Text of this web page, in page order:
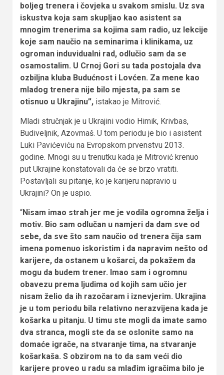
boljeg trenera i čovjeka u svakom smislu. Uz sva
iskustva koja sam skupljao kao asistent sa
mnogim trenerima sa kojima sam radio, uz lekcije
koje sam naučio na seminarima i klinikama, uz
ogroman induvidualni rad, odlučio sam da se
osamostalim. U Crnoj Gori su tada postojala dva
ozbiljna kluba Budućnost i Lovćen. Za mene kao
mladog trenera nije bilo mjesta, pa sam se
otisnuo u Ukrajinu”, istakao je Mitrović.
Mladi stručnjak je u Ukrajini vodio Himik, Krivbas,
Budiveljnik, Azovmaš. U tom periodu je bio i asistent
Luki Pavićeviću na Evropskom prvenstvu 2013.
godine. Mnogi su u trenutku kada je Mitrović krenuo
put Ukrajine konstatovali da će se brzo vratiti.
Postavljali su pitanje, ko je karijeru napravio u
Ukrajini? On je uspio.
“Nisam imao strah jer me je vodila ogromna želja i
motiv. Bio sam odlučan u namjeri da dam sve od
sebe, da sve što sam naučio od trenera čija sam
imena pomenuo iskoristim i da napravim nešto od
karijere, da ostanem u košarci, da pokažem da
mogu da budem trener. Imao sam i ogromnu
obavezu prema ljudima od kojih sam učio jer
nisam želio da ih razočaram i iznevjerim. Ukrajina
je u tom periodu bila relativno nerazvijena kada je
košarka u pitanju. U timu ste mogli da imate samo
dva stranca, mogli ste da se oslonite samo na
domaće igrače, na stvaranje tima, na stvaranje
košarkaša. S obzirom na to da sam veći dio
karijere proveo u radu sa mlađim igračima bilo je